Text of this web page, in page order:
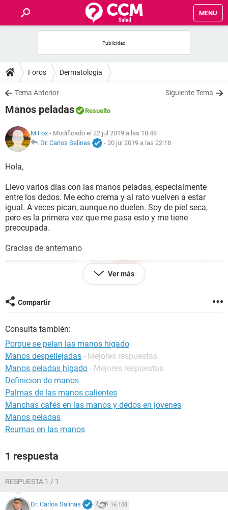
MENU
FOROS
SALUD
NUTRICIÓN
BIENESTAR
SEXUALIDAD
GLOSARIO
Foros Dermatologia
Tema Anterior Siguiente Tema
Manos peladas Resuelto
M.Fox - Modificado el 22 jul 2019 a las 18:48
Dr. Carlos Salinas
- 20 jul 2019 a las 22:18
Hola,
Llevo varios días con las manos peladas, especialmente
entre los dedos. Me echo crema y al rato vuelven a estar
igual. A veces pican, aunque no duelen. Soy de piel seca,
pero es la primera vez que me pasa esto y me tiene
preocupada.
Gracias de antemano
Ver más
Compartir
Consulta también:
Porque se pelan las manos higado
Manos despellejadas - Mejores respuestas
Manos peladas higado - Mejores respuestas
Definicion de manos
Palmas de las manos calientes
Manchas cafés en las manos y dedos en jóvenes
Manos peladas
Reumas en las manos
1 respuesta
RESPUESTA 1 / 1
Dr. Carlos Salinas 16.108